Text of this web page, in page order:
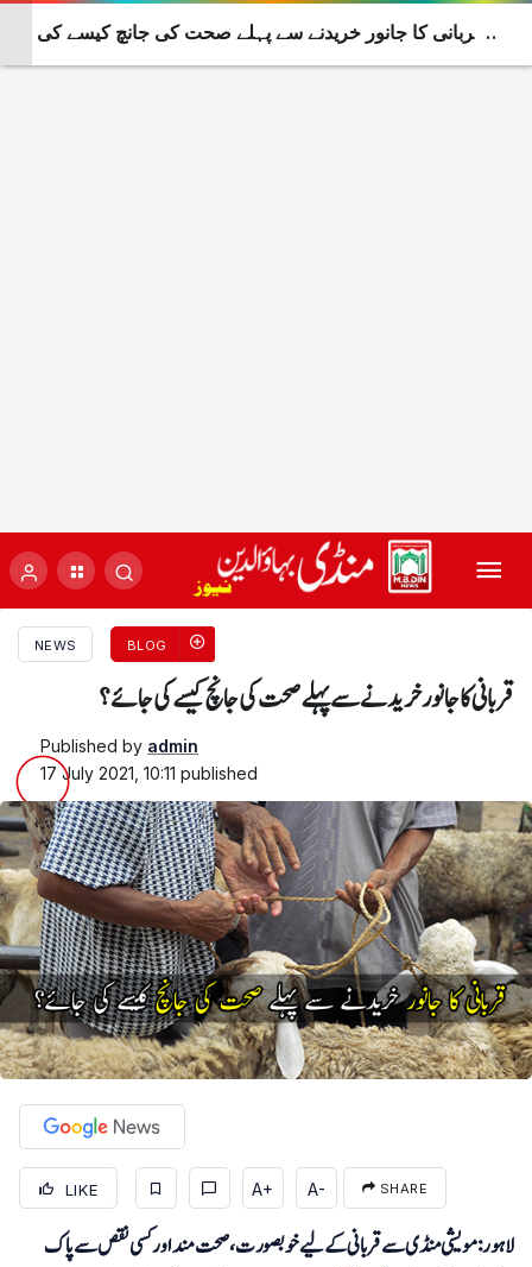
NEWS BLOG
قربانی کا جانور خریدنے سے پہلے صحت کی جانچ کیسے کی جائے؟
Published by admin
17 July 2021, 10:11 published
LIKE A+ A- SHARE
لاہور: مویشی منڈی سے قربانی کے لیے خوبصورت، صحت مند اور کسی نقص سے پاک
قربانی کا جانور خریدنے سے پہلے صحت کی جانچ کیسے کی